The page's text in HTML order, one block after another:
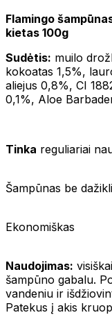
Flamingo
kietas 100g
Sudėtis: muilo
kokoatas 1,5%,
aliejus 0,8%, CI
0,1%, Aloe
Tinka reguliariai
Šampūnas be
Ekonomiškas
Naudojimas:
šampūno gabalu.
vandeniu ir
Patekus į akis